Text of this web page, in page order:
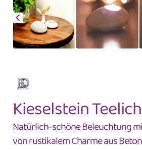
Kieselstein
Natürlich-schöne Beleuchtung
von rustikalem Charme aus Beton